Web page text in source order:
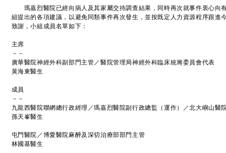
瑪嘉烈醫院已經向病人及其家屬交待調查結果，同時再次就事件衷心向
組提出的各項建議，以避免同類事件再次發生，並按既定人力資源程序跟進
致謝，小組成員名單如下：
主席
－－
廣華醫院神經外科副部門主管／醫院管理局神經外科臨床統籌委員會代表
黃海東醫生
成員
－－
九龍西醫院聯網總行政經理／瑪嘉烈醫院副行政總監（運作）／北大嶼山醫
孫天峯醫生
屯門醫院／博愛醫院麻醉及深切治療部部門主管
林國基醫生